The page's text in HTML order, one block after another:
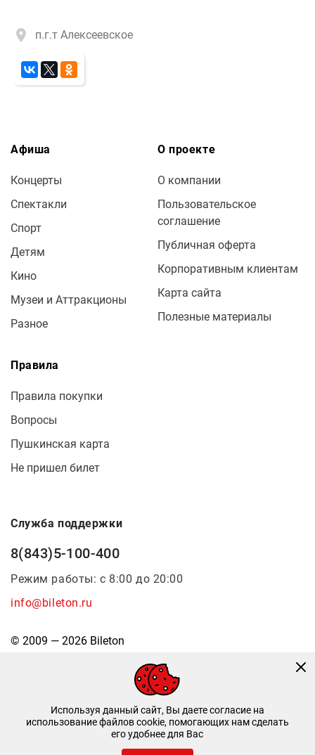
п.г.т Алексеевское
Афиша
Концерты
Спектакли
Спорт
Детям
Кино
Музеи и Аттракционы
Разное
О проекте
О компании
Пользовательское
соглашение
Публичная оферта
Корпоративным клиентам
Карта сайта
Полезные материалы
Правила
Правила покупки
Вопросы
Пушкинская карта
Не пришел билет
Служба поддержки
8(843)5-100-400
Режим работы: с 8:00 до 20:00
info@bileton.ru
© 2009 — 2026 Bileton
Инфоматика
Используя данный сайт, Вы даете согласие на
использование файлов cookie, помогающих нам сделать
его удобнее для Вас